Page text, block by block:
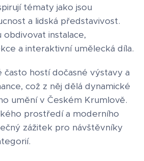
tématy jako jsou
a lidská představivost.
instalace,
a interaktivní umělecká díla.
hostí dočasné výstavy a
což z něj dělá dynamické
umění v Českém Krumlově.
prostředí a moderního
zážitek pro návštěvníky